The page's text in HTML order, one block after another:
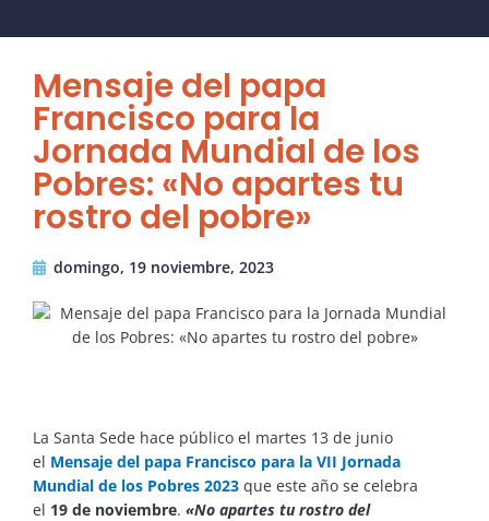
Mensaje del papa
Francisco para la
Jornada Mundial de los
Pobres: «No apartes tu
rostro del pobre»
domingo, 19 noviembre, 2023
La Santa Sede hace público el martes 13 de junio
el Mensaje del papa Francisco para la VII Jornada
Mundial de los Pobres 2023 que este año se celebra
el 19 de noviembre. «No apartes tu rostro del